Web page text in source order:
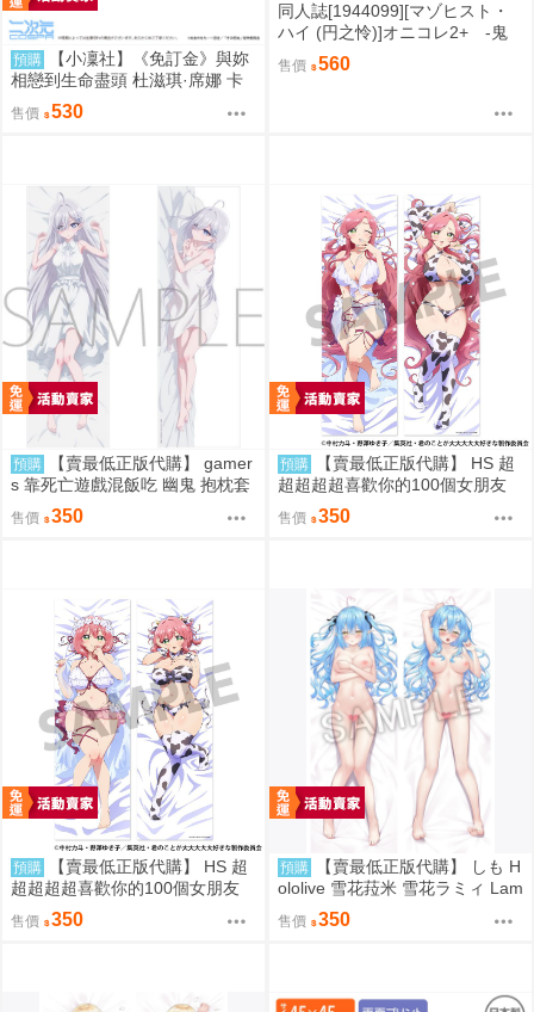
預購
【小凜社】《免訂金》與妳
相戀到生命盡頭 杜滋琪·席娜 卡
嘉莉·美美 黎吉·星蘭 莫德·亞里
證件票卡夾附登山扣
售價 530
同人誌[1944099][マゾヒスト・
ハイ (円之怜)]オニコレ2+ -鬼
ッ娘コレクション+Fan art&work
s 2020~2023- (鬼娘)
售價 560
預購
【賣最低正版代購】 gamer
s 靠死亡遊戲混飯吃 幽鬼 抱枕套
售價 350
預購
【賣最低正版代購】 HS 超
超超超超喜歡你的100個女朋友
花園羽羽里 抱枕套 0828
售價 350
預購
【賣最低正版代購】 HS 超
超超超超喜歡你的100個女朋友
花園羽香里 抱枕套 0828
售價 350
預購
【賣最低正版代購】 しも H
ololive 雪花菈米 雪花ラミィ Lam
y 復刻 全裸版 抱枕套 0831
售價 350